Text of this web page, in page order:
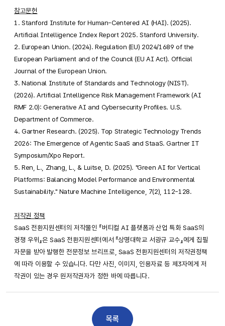
참고문헌
1. Stanford Institute for Human-Centered AI (HAI). (2025).
Artificial Intelligence Index Report 2025. Stanford University.
2. European Union. (2024). Regulation (EU) 2024/1689 of the
European Parliament and of the Council (EU AI Act). Official
Journal of the European Union.
3. National Institute of Standards and Technology (NIST).
(2026). Artificial Intelligence Risk Management Framework (AI
RMF 2.0): Generative AI and Cybersecurity Profiles. U.S.
Department of Commerce.
4. Gartner Research. (2025). Top Strategic Technology Trends
2026: The Emergence of Agentic SaaS and StaaS. Gartner IT
Symposium/Xpo Report.
5. Ren, L., Zhang, L., & Luitse, D. (2025). "Green AI for Vertical
Platforms: Balancing Model Performance and Environmental
Sustainability." Nature Machine Intelligence, 7(2), 112-128.
저작권 정책
SaaS 전환지원센터의 저작물인 『버티컬 AI 플랫폼과 산업 특화 SaaS의
경쟁 우위』은 SaaS 전환지원센터에서 『상명대학교 서광규 교수』에게 집필
자문을 받아 발행한 전문정보 브리프로, SaaS 전환지원센터의 저작권정책
에 따라 이용할 수 있습니다. 다만 사진, 이미지, 인용자료 등 제3자에게 저
작권이 있는 경우 원저작권자가 정한 바에 따릅니다.
목록